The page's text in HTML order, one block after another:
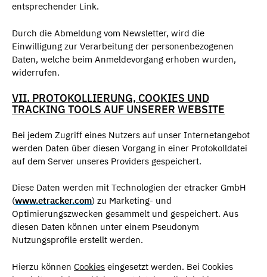
entsprechender Link.
Durch die Abmeldung vom Newsletter, wird die
Einwilligung zur Verarbeitung der personenbezogenen
Daten, welche beim Anmeldevorgang erhoben wurden,
widerrufen.
VII. PROTOKOLLIERUNG, COOKIES UND
TRACKING TOOLS AUF UNSERER WEBSITE
Bei jedem Zugriff eines Nutzers auf unser Internetangebot
werden Daten über diesen Vorgang in einer Protokolldatei
auf dem Server unseres Providers gespeichert.
Diese Daten werden mit Technologien der etracker GmbH
(www.etracker.com) zu Marketing- und
Optimierungszwecken gesammelt und gespeichert. Aus
diesen Daten können unter einem Pseudonym
Nutzungsprofile erstellt werden.
Hierzu können Cookies eingesetzt werden. Bei Cookies